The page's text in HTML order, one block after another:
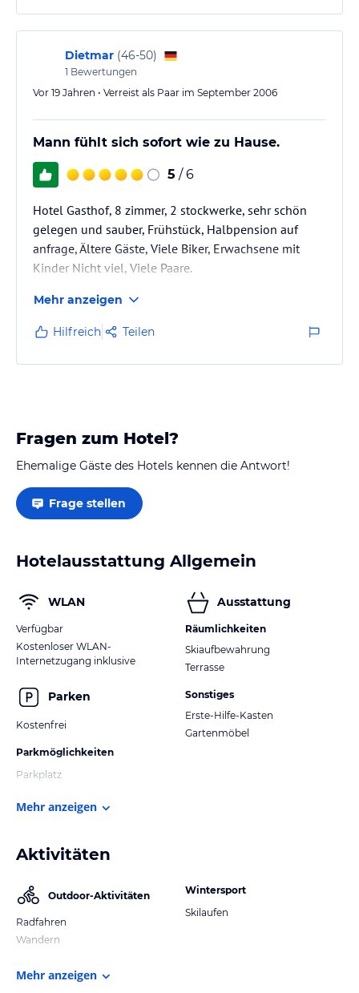
und jederzeit auch wieder entnehmen kann und
somit nicht Gefahr läuft, ihn unterwegs zu verlieren.
Das Personal ist sehr freundlich und zuvorkommend.
Dietmar (46-50)
1 Bewertungen
Vor 19 Jahren • Verreist als Paar im September 2006
Mann fühlt sich sofort wie zu Hause.
5 / 6
Hotel Gasthof, 8 zimmer, 2 stockwerke, sehr schön
gelegen und sauber, Frühstück, Halbpension auf
anfrage, Ältere Gäste, Viele Biker, Erwachsene mit
Kinder Nicht viel, Viele Paare.
Sehr guter Handy Empfang Preis/Leistungsverhältnis
sehr gut. Beste Reisezeit eigentlich das ganze Jahr.
Mehr anzeigen
Hilfreich Teilen
Fragen zum Hotel?
Ehemalige Gäste des Hotels kennen die Antwort!
Frage stellen
Hotelausstattung Allgemein
WLAN
Verfügbar
Kostenloser WLAN-
Internetzugang inklusive
Parken
Kostenfrei
Parkmöglichkeiten
Parkplatz
Ausstattung
Räumlichkeiten
Skiaufbewahrung
Terrasse
Sonstiges
Erste-Hilfe-Kasten
Gartenmöbel
Mehr anzeigen
Aktivitäten
Outdoor-Aktivitäten
Radfahren
Wandern
Wintersport
Skilaufen
Mehr anzeigen